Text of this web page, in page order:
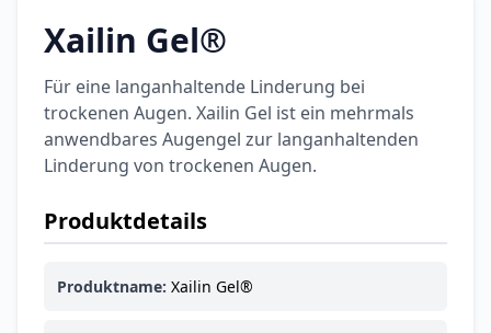
Xailin Gel®
Für eine langanhaltende Linderung bei
trockenen Augen. Xailin Gel ist ein mehrmals
anwendbares Augengel zur langanhaltenden
Linderung von trockenen Augen.
Produktdetails
Produktname: Xailin Gel®